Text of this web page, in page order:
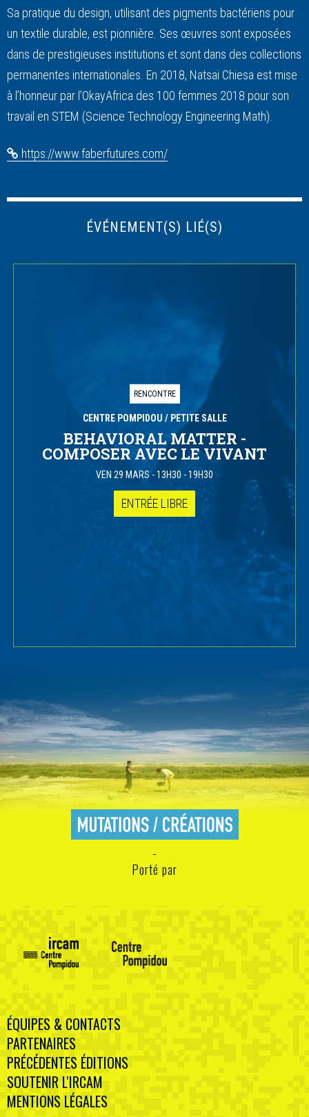
Sa pratique du design, utilisant des pigments bactériens pour
un textile durable, est pionnière. Ses œuvres sont exposées
dans de prestigieuses institutions et sont dans des collections
permanentes internationales. En 2018, Natsai Chiesa est mise
à l’honneur par l’OkayAfrica des 100 femmes 2018 pour son
travail en STEM (Science Technology Engineering Math).
https://www.faberfutures.com/
ÉVÉNEMENT(S) LIÉ(S)
RENCONTRE
CENTRE POMPIDOU / PETITE SALLE
BEHAVIORAL MATTER -
COMPOSER AVEC LE VIVANT
VEN 29 MARS-13H30 - 19H30
ENTRÉE LIBRE
Porté par
ÉQUIPES & CONTACTS
PARTENAIRES
PRÉCÉDENTES ÉDITIONS
SOUTENIR L'IRCAM
MENTIONS LÉGALES